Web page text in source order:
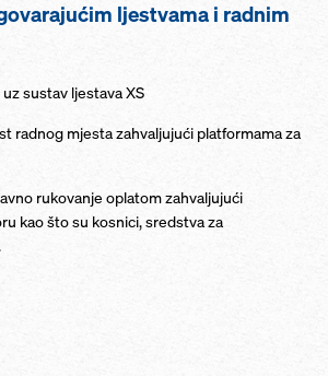
ljestvama i radnim
sustav ljestava XS
radnog mjesta zahvaljujući platformama za
rukovanje oplatom zahvaljujući
kao što su kosnici, sredstva za